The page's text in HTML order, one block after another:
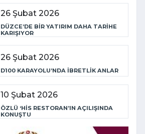
26 Şubat 2026
DÜZCE’DE BİR YATIRIM DAHA TARİHE
KARIŞIYOR
26 Şubat 2026
D100 KARAYOLU’NDA İBRETLİK ANLAR
10 Şubat 2026
ÖZLÜ ‘HİS RESTORAN’IN AÇILIŞINDA
KONUŞTU